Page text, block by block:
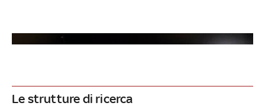
Il metaverso all'Università Bicocca di Milano
Le strutture di ricerca